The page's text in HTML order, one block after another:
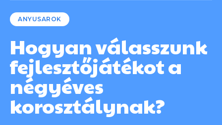
ANYUSAROK
Hogyan válasszunk
fejlesztőjátékot a
négyéves
korosztálynak?